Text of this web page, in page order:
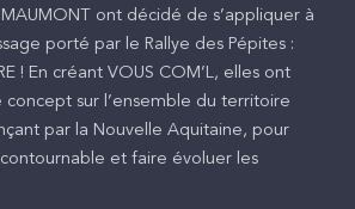
ont décidé de s’appliquer à
porté par le Rallye des Pépites :
! En créant VOUS COM’L, elles ont
sur l’ensemble du territoire
par la Nouvelle Aquitaine, pour
et faire évoluer les